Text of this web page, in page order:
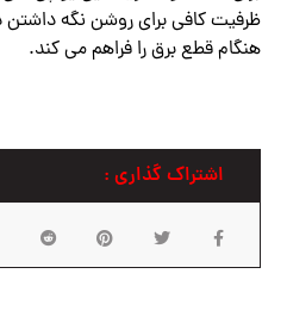
ظرفیت کافی برای روشن نگه
هنگام قطع برق را فراهم می کند.